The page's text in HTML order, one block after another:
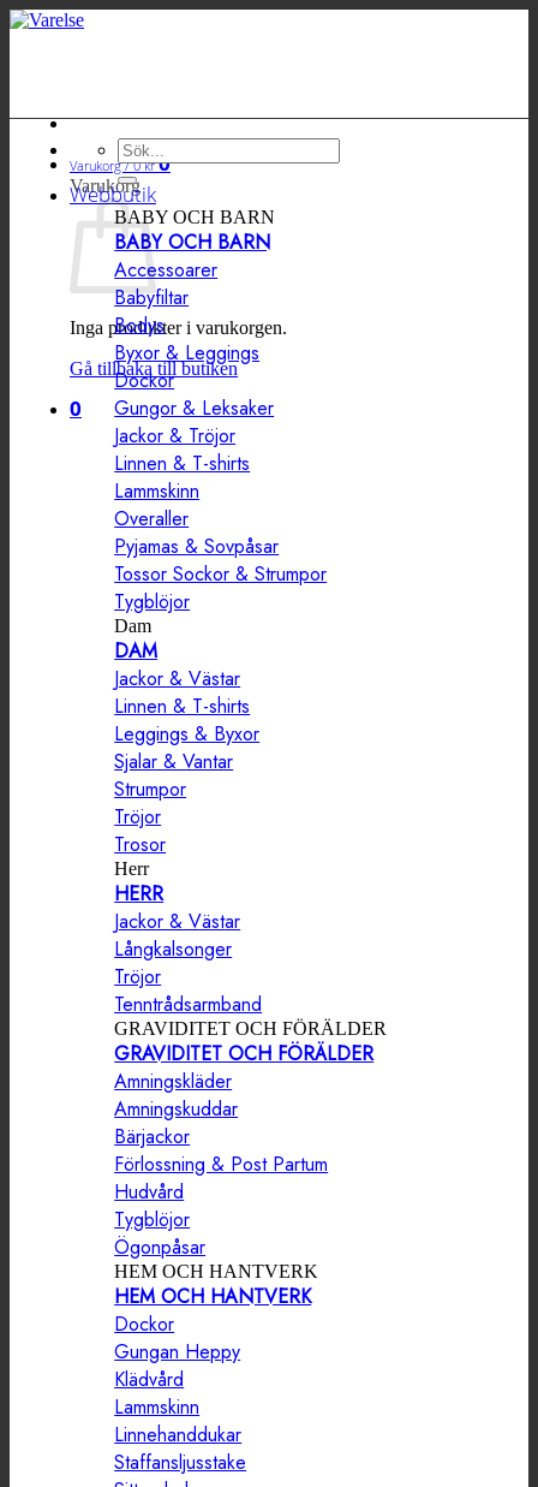
Hoppa
Varukorg /0kr 0
Varukorg
Inga produkter i varukorgen.
Gå tillbaka till butiken
0
Sök
efter:
Webbutik
BABY OCH BARN
BABY OCH BARN
Accessoarer
Babyfiltar
Bodys
Byxor & Leggings
Dockor
Gungor & Leksaker
Jackor & Tröjor
Linnen & T-shirts
Lammskinn
Overaller
Pyjamas & Sovpåsar
Tossor Sockor & Strumpor
Tygblöjor
Dam
DAM
Jackor & Västar
Linnen & T-shirts
Leggings & Byxor
Sjalar & Vantar
Strumpor
Tröjor
Trosor
Herr
HERR
Jackor & Västar
Långkalsonger
Tröjor
Tenntrådsarmband
GRAVIDITET OCH FÖRÄLDER
GRAVIDITET OCH FÖRÄLDER
Amningskläder
Amningskuddar
Bärjackor
Förlossning & Post Partum
Hudvård
Tygblöjor
Ögonpåsar
HEM OCH HANTVERK
HEM OCH HANTVERK
Dockor
Gungan Heppy
Klädvård
Lammskinn
Linnehanddukar
Staffansljusstake